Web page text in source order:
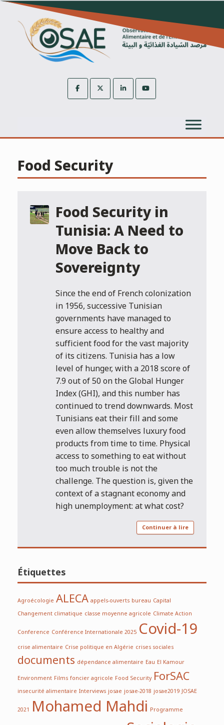
Skip
content
Food Security
Food Security in
Tunisia: A Need to
Move Back to
Sovereignty
Since the end of French colonization
in 1956, successive Tunisian
governments have managed to
ensure access to healthy and
sufficient food for the vast majority
of its citizens. Tunisia has a low
level of hunger, with a 2018 score of
7.9 out of 50 on the Global Hunger
Index (GHI), and this number has
continued to trend downwards. Most
Tunisians eat their fill and some
even allow themselves luxury food
products from time to time. Physical
access to something to eat without
too much trouble is not the
challenge. The question is, given the
context of a stagnant economy and
high unemployment: at what cost?
Continuer à lire
Étiquettes
Agroécologie ALECAappels-ouverts bureau Capital
Changement climatique classe moyenne agricole Climate Action
Conference Conférence Internationale 2025 Covid-19
crise alimentaire Crise politique en Algérie crises sociales
documents dépendance alimentaire Eau El Kamour
Environment Filmsfoncier agricole Food Security ForSAC
insecurité alimentaire Interviewsjosae josae-2018 josae2019JOSAE
2021 Mohamed Mahdi Programme